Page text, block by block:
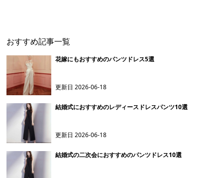
おすすめ記事一覧
花嫁にもおすすめのパンツドレス5選
更新日2026-06-18
結婚式におすすめのレディースドレスパンツ10選
更新日2026-06-18
結婚式の二次会におすすめのパンツドレス10選